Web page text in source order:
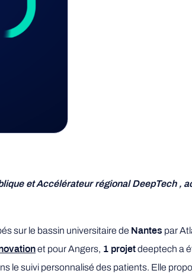
et Accélérateur régional DeepTech ,
sur le bassin universitaire de Nantes par
et pour Angers, 1 projet deeptech a
le suivi personnalisé des patients. Elle